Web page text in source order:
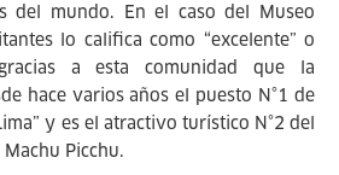
del mundo. En el caso del Museo
lo califica como “excelente” o
a esta comunidad que la
hace varios años el puesto N°1 de
y es el atractivo turístico N°2 del
Picchu.